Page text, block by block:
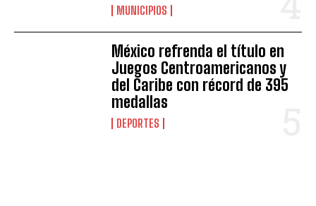
MUNICIPIOS
México refrenda el título en
Juegos Centroamericanos y
del Caribe con récord de 395
medallas
DEPORTES